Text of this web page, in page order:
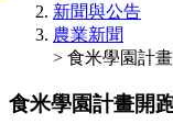
新聞與公告
農業新聞
> 食米學園計
食米學園計畫開